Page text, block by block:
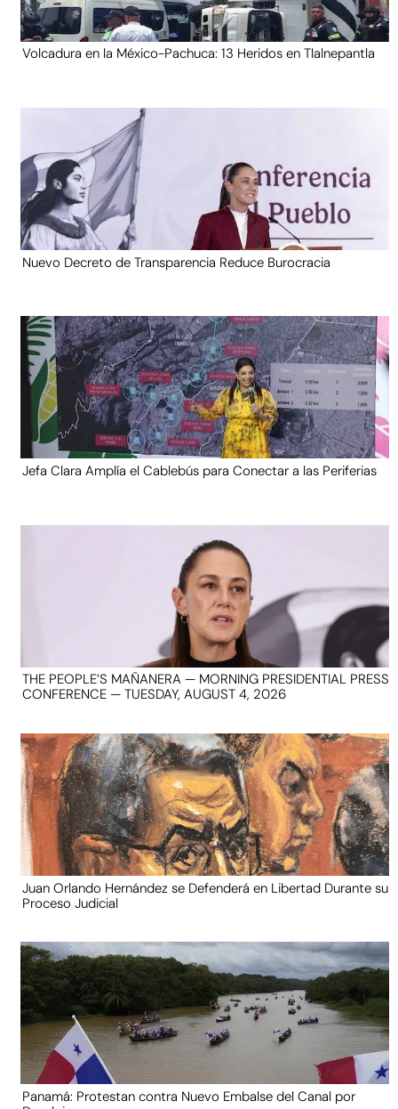
Volcadura en la México-Pachuca: 13 Heridos en Tlalnepantla
Nuevo Decreto de Transparencia Reduce Burocracia
Jefa Clara Amplía el Cablebús para Conectar a las Periferias
THE PEOPLE’S MAÑANERA — MORNING PRESIDENTIAL PRESS
CONFERENCE — TUESDAY, AUGUST 4, 2026
Juan Orlando Hernández se Defenderá en Libertad Durante su
Proceso Judicial
Panamá: Protestan contra Nuevo Embalse del Canal por